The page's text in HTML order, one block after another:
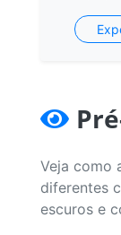
Veja como
diferentes
escuros e